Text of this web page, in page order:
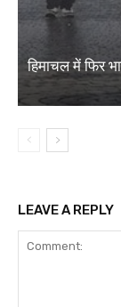
हिमाचल में फिर
LEAVE A REPLY